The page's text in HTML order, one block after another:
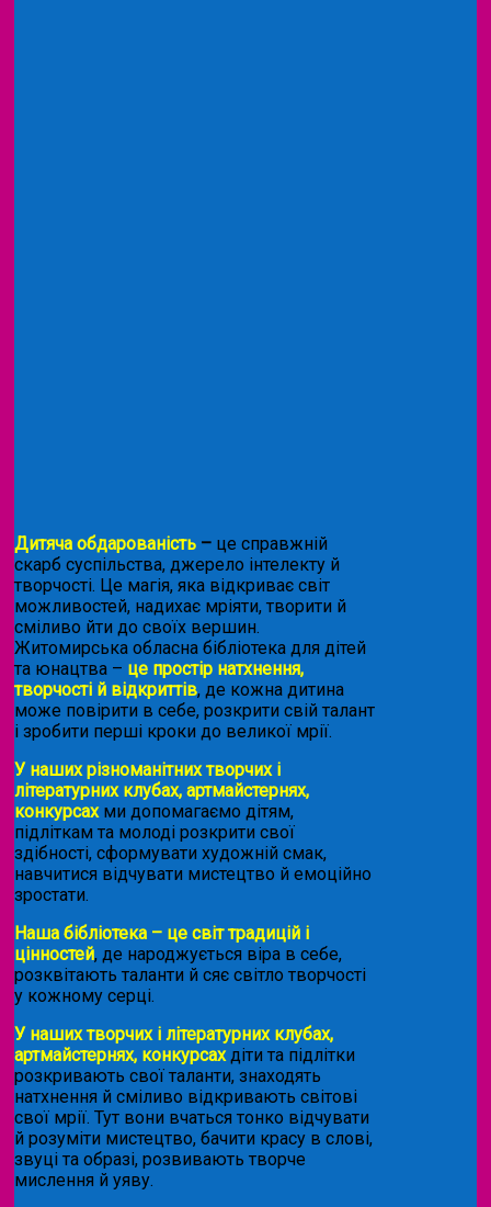
Дитяча обдарованість – це справжній
скарб суспільства, джерело інтелекту й
творчості. Це магія, яка відкриває світ
можливостей, надихає мріяти, творити й
сміливо йти до своїх вершин.
Житомирська обласна бібліотека для дітей
та юнацтва – це простір натхнення,
творчості й відкриттів, де кожна дитина
може повірити в себе, розкрити свій талант
і зробити перші кроки до великої мрії.
У наших різноманітних творчих і
літературних клубах, артмайстернях,
конкурсахми допомагаємо дітям,
підліткам та молоді розкрити свої
здібності, сформувати художній смак,
навчитися відчувати мистецтво й емоційно
зростати.
Наша бібліотека – це світ традицій і
цінностей, де народжується віра в себе,
розквітають таланти й сяє світло творчості
у кожному серці.
У наших творчих і літературних клубах,
артмайстернях, конкурсахдіти та підлітки
розкривають свої таланти, знаходять
натхнення й сміливо відкривають світові
свої мрії. Тут вони вчаться тонко відчувати
й розуміти мистецтво, бачити красу в слові,
звуці та образі, розвивають творче
мислення й уяву.